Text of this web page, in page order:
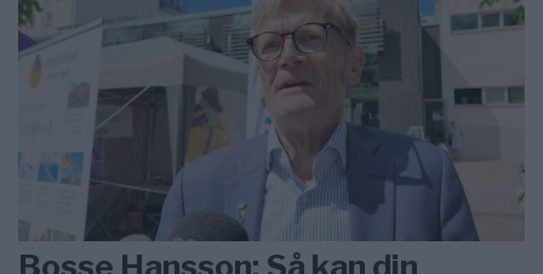
Bosse Hansson: Så kan din